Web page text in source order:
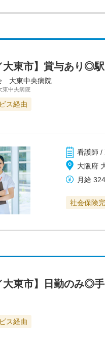
大東市】賞与あり◎
大東中央病院
中央病院
ス経由
看護師 /
大阪府
月給
社会保険
大東市】日勤のみ◎
ス経由